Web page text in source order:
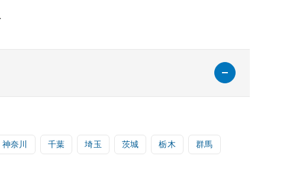
神奈川 千葉 埼玉 茨城 栃木 群馬